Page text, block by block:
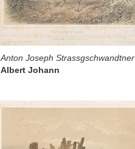
Anton Joseph Strassgschwandtner
Albert Johann